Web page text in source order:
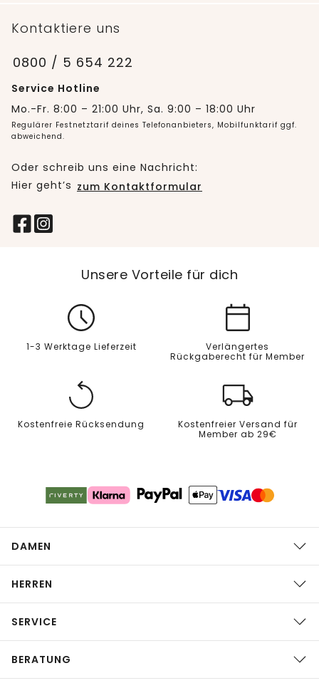
Kontaktiere uns
0800 / 5 654 222
Service Hotline
Mo.-Fr. 8:00 – 21:00 Uhr, Sa. 9:00 – 18:00 Uhr
Regulärer Festnetztarif deines Telefonanbieters, Mobilfunktarif ggf.
abweichend.
Oder schreib uns eine Nachricht:
Hier geht’s zum Kontaktformular
Unsere Vorteile für dich
1-3 Werktage Lieferzeit
Verlängertes
Rückgaberecht für Member
Kostenfreie Rücksendung
Kostenfreier Versand für
Member ab 29€
DAMEN
HERREN
SERVICE
BERATUNG